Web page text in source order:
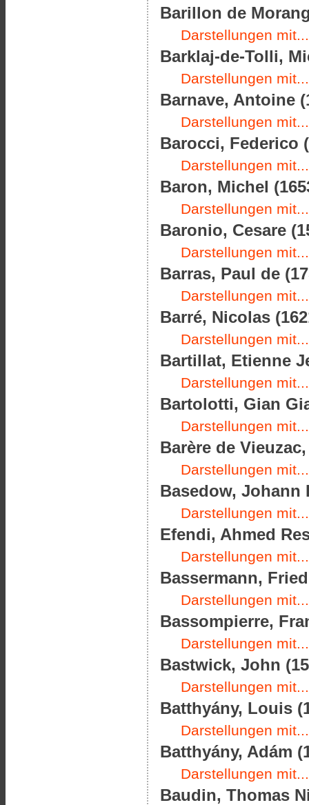
Barillon de
Darstellungen mit...
Barklaj-de-Tolli,
Darstellungen mit...
Barnave, Antoine
Darstellungen mit...
Barocci, Federico
Darstellungen mit...
Baron, Michel
Darstellungen mit...
Baronio, Cesare
Darstellungen mit...
Barras, Paul de
Darstellungen mit...
Barré, Nicolas
Darstellungen mit...
Bartillat, Etienne
Darstellungen mit...
Bartolotti, Gian
Darstellungen mit...
Barère de
Darstellungen mit...
Basedow, Johann
Darstellungen mit...
Efendi, Ahmed
Darstellungen mit...
Bassermann,
Darstellungen mit...
Bassompierre,
Darstellungen mit...
Bastwick, John
Darstellungen mit...
Batthyány, Louis
Darstellungen mit...
Batthyány, Adám
Darstellungen mit...
Baudin, Thomas